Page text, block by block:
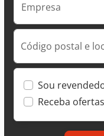
Empresa
Código postal e
Sou
Receba